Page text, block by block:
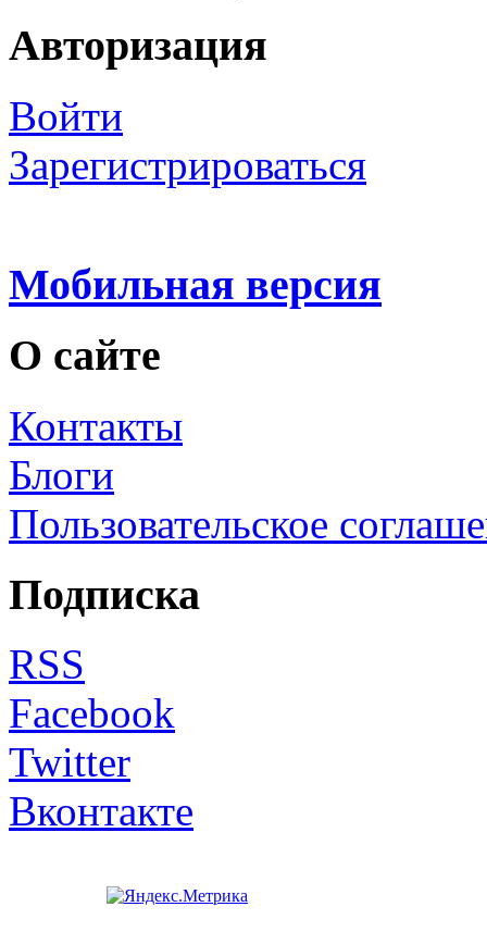
Авторизация
Войти
Зарегистрироваться
Мобильная версия
О сайте
Контакты
Блоги
Пользовательское
Подписка
RSS
Facebook
Twitter
Вконтакте